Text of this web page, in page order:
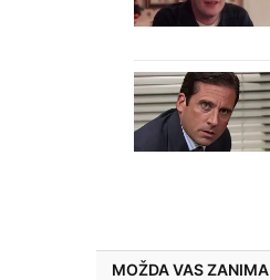
MOŽDA VAS ZANIMA